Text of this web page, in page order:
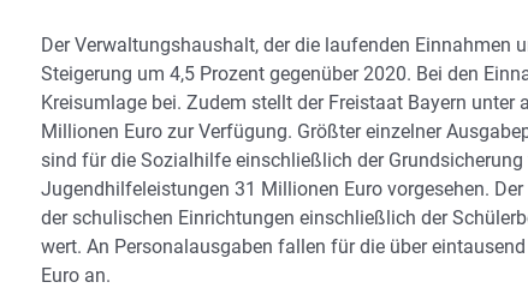
Der Verwaltungshaushalt, der die laufenden Einnahmen
Steigerung um 4,5 Prozent gegenüber 2020. Bei den
Kreisumlage bei. Zudem stellt der Freistaat Bayern
Millionen Euro zur Verfügung. Größter einzelner
sind für die Sozialhilfe einschließlich der
Jugendhilfeleistungen 31 Millionen Euro vorgesehen.
der schulischen Einrichtungen einschließlich der
wert. An Personalausgaben fallen für die über
Euro an.